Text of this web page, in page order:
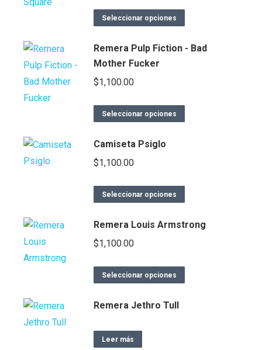
Seleccionar opciones
Remera Pulp Fiction - Bad
Mother Fucker
$1,100.00
Seleccionar opciones
Camiseta Psiglo
$1,100.00
Seleccionar opciones
Remera Louis Armstrong
$1,100.00
Seleccionar opciones
Remera Jethro Tull
Leer más